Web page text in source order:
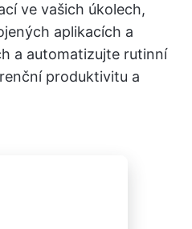
ve vašich úkolech,
aplikacích a
a automatizujte rutinní
produktivitu a